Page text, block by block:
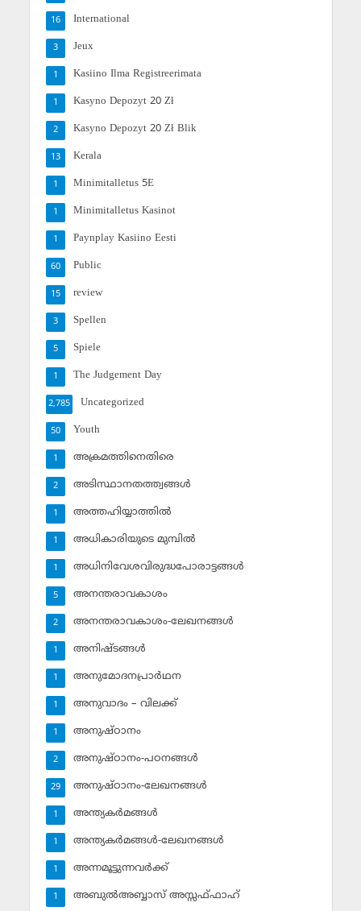
International
16
Jeux
3
Kasiino Ilma Registreerimata
1
Kasyno Depozyt 20 Zł
1
Kasyno Depozyt 20 Zł Blik
2
Kerala
13
Minimitalletus 5E
1
Minimitalletus Kasinot
1
Paynplay Kasiino Eesti
1
Public
60
review
15
Spellen
3
Spiele
5
The Judgement Day
1
Uncategorized
2,785
Youth
50
അക്രമത്തിനെതിരെ
1
അടിസ്ഥാനതത്ത്വങ്ങള്‍
2
അത്തഹിയ്യാത്തില്‍
1
അധികാരിയുടെ മുമ്പില്‍
1
അധിനിവേശവിരുദ്ധപോരാട്ടങ്ങള്‍
1
അനന്തരാവകാശം
5
അനന്തരാവകാശം-ലേഖനങ്ങള്‍
2
അനിഷ്ടങ്ങള്‍
1
അനുമോദനപ്രാര്‍ഥന
1
അനുവാദം – വിലക്ക്‌
1
അനുഷ്ഠാനം
1
അനുഷ്ഠാനം-പഠനങ്ങള്‍
2
അനുഷ്ഠാനം-ലേഖനങ്ങള്‍
29
അന്ത്യകര്‍മങ്ങള്‍
1
അന്ത്യകര്‍മങ്ങള്‍-ലേഖനങ്ങള്‍
1
അന്നമൂട്ടുന്നവര്‍ക്ക്
1
അബുല്‍അബ്ബാസ് അസ്സഫ്ഫാഹ്‌
1